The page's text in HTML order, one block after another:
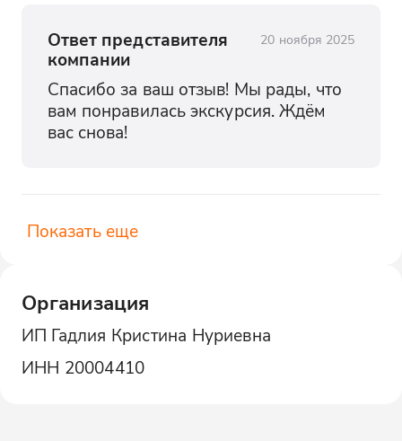
Ответ представителя
компании
20 ноября 2025
Спасибо за ваш отзыв! Мы рады, что
вам понравилась экскурсия. Ждём
вас снова!
Показать еще
Организация
ИП Гадлия Кристина Нуриевна
ИНН 20004410